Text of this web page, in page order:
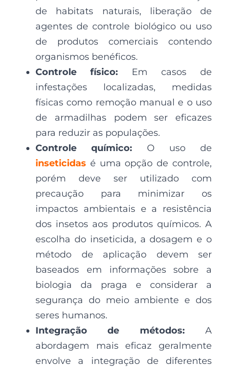
de habitats naturais, liberação de
agentes de controle biológico ou uso
de produtos comerciais contendo
organismos benéficos.
Controle físico: Em casos de
infestações localizadas, medidas
físicas como remoção manual e o uso
de armadilhas podem ser eficazes
para reduzir as populações.
Controle químico: O uso de
inseticidas é uma opção de controle,
porém deve ser utilizado com
precaução para minimizar os
impactos ambientais e a resistência
dos insetos aos produtos químicos. A
escolha do inseticida, a dosagem e o
método de aplicação devem ser
baseados em informações sobre a
biologia da praga e considerar a
segurança do meio ambiente e dos
seres humanos.
Integração de métodos: A
abordagem mais eficaz geralmente
envolve a integração de diferentes